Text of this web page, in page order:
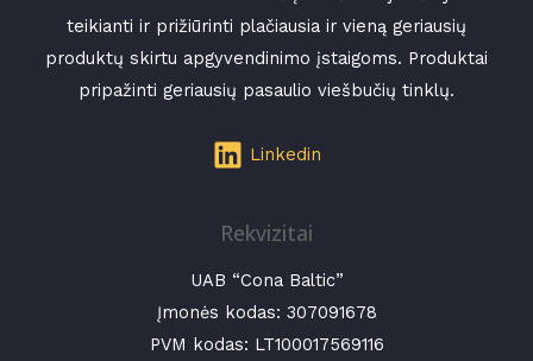
teikianti ir prižiūrinti plačiausia ir vieną geriausių
produktų skirtu apgyvendinimo įstaigoms. Produktai
pripažinti geriausių pasaulio viešbučių tinklų.
Linkedin
Rekvizitai
UAB “Cona Baltic”
Įmonės kodas: 307091678
PVM kodas: LT100017569116